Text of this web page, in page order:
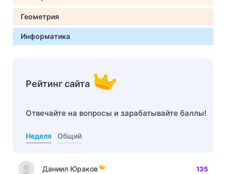
Геометрия
Информатика
Рейтинг сайта
Отвечайте на вопросы и зарабатывайте баллы!
Неделя Общий
Даниил Юраков 135